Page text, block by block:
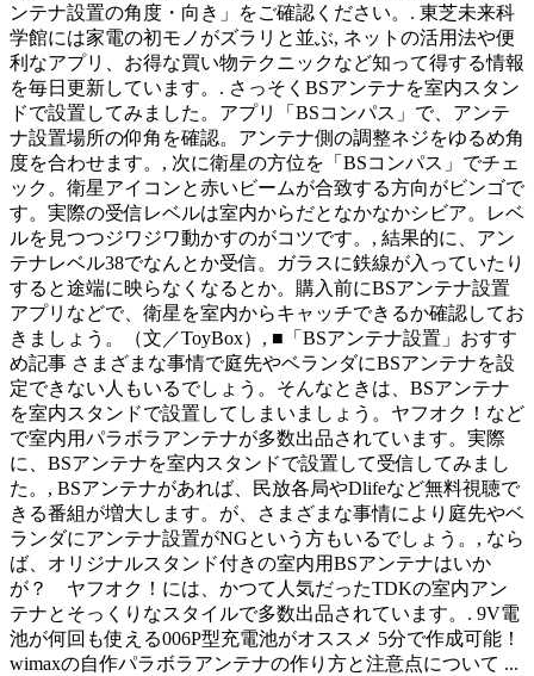
ンテナ設置の角度・向き」をご確認ください。. 東芝未来科
学館には家電の初モノがズラリと並ぶ, ネットの活用法や便
利なアプリ、お得な買い物テクニックなど知って得する情報
を毎日更新しています。. さっそくBSアンテナを室内スタン
ドで設置してみました。アプリ「BSコンパス」で、アンテ
ナ設置場所の仰角を確認。アンテナ側の調整ネジをゆるめ角
度を合わせます。, 次に衛星の方位を「BSコンパス」でチェ
ック。衛星アイコンと赤いビームが合致する方向がビンゴで
す。実際の受信レベルは室内からだとなかなかシビア。レベ
ルを見つつジワジワ動かすのがコツです。, 結果的に、アン
テナレベル38でなんとか受信。ガラスに鉄線が入っていたり
すると途端に映らなくなるとか。購入前にBSアンテナ設置
アプリなどで、衛星を室内からキャッチできるか確認してお
きましょう。（文／ToyBox）, ■「BSアンテナ設置」おすす
め記事 さまざまな事情で庭先やベランダにBSアンテナを設
定できない人もいるでしょう。そんなときは、BSアンテナ
を室内スタンドで設置してしまいましょう。ヤフオク！など
で室内用パラボラアンテナが多数出品されています。実際
に、BSアンテナを室内スタンドで設置して受信してみまし
た。, BSアンテナがあれば、民放各局やDlifeなど無料視聴で
きる番組が増大します。が、さまざまな事情により庭先やベ
ランダにアンテナ設置がNGという方もいるでしょう。, なら
ば、オリジナルスタンド付きの室内用BSアンテナはいか
が？ ヤフオク！には、かつて人気だったTDKの室内アン
テナとそっくりなスタイルで多数出品されています。. 9V電
池が何回も使える006P型充電池がオススメ 5分で作成可能！
wimaxの自作パラボラアンテナの作り方と注意点について ...